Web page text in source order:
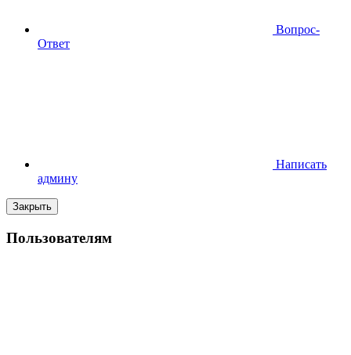
Вопрос-
Ответ
Написать
админу
Закрыть
Пользователям